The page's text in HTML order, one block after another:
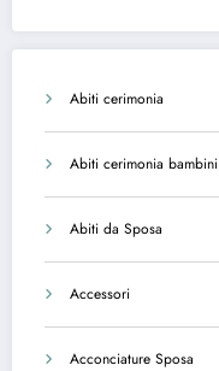
Abiti cerimonia
Abiti cerimonia bambini
Abiti da Sposa
Accessori
Acconciature Sposa